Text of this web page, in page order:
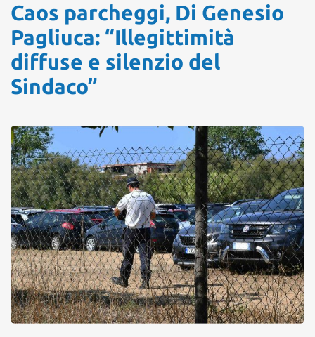
Caos parcheggi, Di Genesio
Pagliuca: “Illegittimità
diffuse e silenzio del
Sindaco”